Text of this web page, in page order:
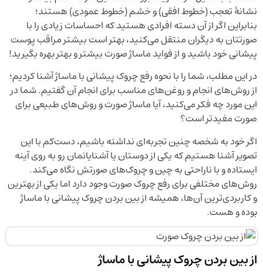
نشانۀ تعجب (خطوط افقی) و خشم (خطوط عمودی) هستند؛
بنابراین اگر از آن دسته افرادی هستید که احساسات زیادی را با
صورتتان به دیگران منتقل می‌کنید، بهتر است بیشتر مراقب پوست
پیشانی خود باشید و از فواید ماساژ صورت بیشتر و بهتر بهره بگیرید!
در این مطلب، شما را با نحوه رفع چروک پیشانی با ماساژ آشنا کردیم؛
از روش‌های انجام و روغن‌های مناسب برای انجام آن گفتیم. شما در
این مورد چه فکر می‌کنید، آیا ماساژ صورت و روش‌های طبیعی برای
صورت مفیدتر است؟
اگر خود به شخصه چنین تجربه‌ای نداشته باشیم، دست‌کم با این
تصویر آشنا هستیم که یکی از دوستان یا آشنایانمان رو به روی آینه
ایستاده و با ناراحتی به چین و چروک‌های صورتش نگاه می‌کند.
روش‌های مختلفی برای رفع چروک صورت وجود دارد اما یکی از بهترین
و کاربردی‌ترین آن‌ها، همیشه از بین بردن چروک پیشانی با ماساژ
بوده و هست.
از بین بردن چروک پیشانی با ماساژ